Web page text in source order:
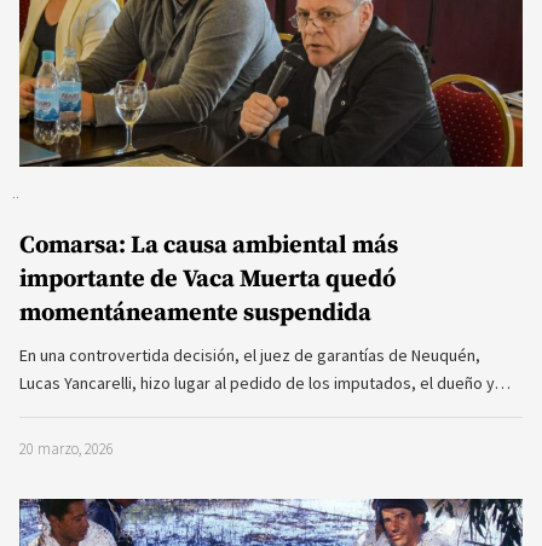
Comarsa: La causa ambiental más
importante de Vaca Muerta quedó
momentáneamente suspendida
En una controvertida decisión, el juez de garantías de Neuquén,
Lucas Yancarelli, hizo lugar al pedido de los imputados, el dueño y…
20 marzo, 2026